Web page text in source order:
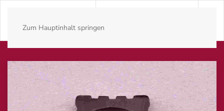
Zum Hauptinhalt springen